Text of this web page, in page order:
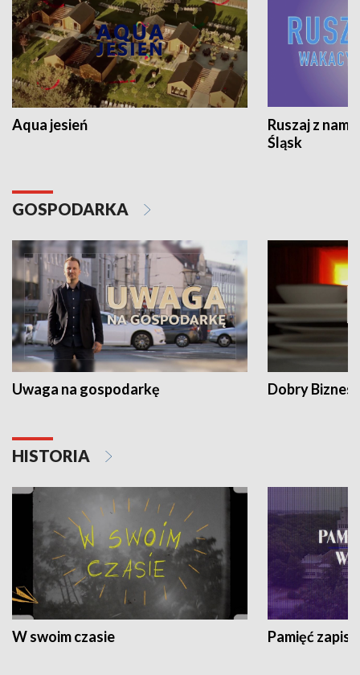
Aqua jesień
Ruszaj z
Śląsk
GOSPODARKA
Uwaga na gospodarkę Dobry Biznes
HISTORIA
W swoim czasie Pamięć